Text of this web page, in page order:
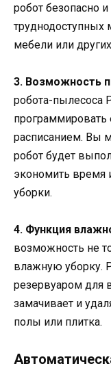
робот безопасно
труднодоступных
мебели или
3. Возможность
робота-пылесоса
программировать
расписанием. Вы
робот будет
экономить время
уборки.
4. Функция
возможность не
влажную уборку.
резервуаром для
замачивает и
полы или плитка.